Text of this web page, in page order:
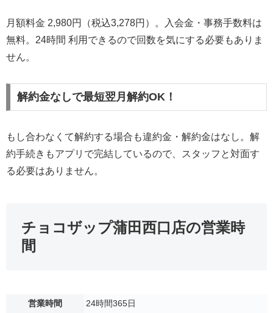
月額料金 2,980円（税込3,278円）。入会金・事務手数料は
無料。24時間 利用できるので回数を気にする必要もありま
せん。
解約金なしで最短翌月解約OK！
もし合わなくて解約する場合も違約金・解約金はなし。解
約手続きもアプリで完結しているので、スタッフと対面す
る必要はありません。
チョコザップ蒲田西口店の営業時
間
営業時間
24時間365日